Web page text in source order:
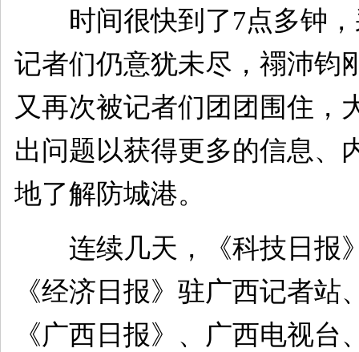
时间很快到了7点多钟，
记者们仍意犹未尽，禤沛钧
又再次被记者们团团围住，
出问题以获得更多的信息、
地了解防城港。
连续几天，《科技日报
《经济日报》驻广西记者站
《广西日报》、广西电视台